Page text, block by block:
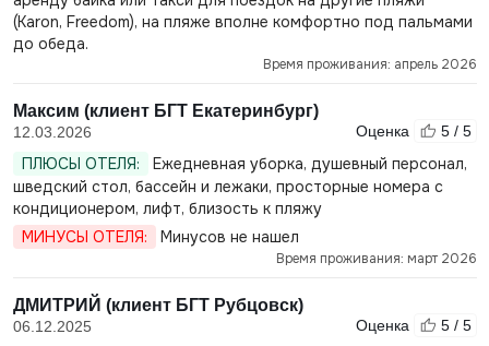
(Karon, Freedom), на пляже вполне комфортно под пальмами
до обеда.
Время проживания: апрель 2026
Максим (клиент БГТ Екатеринбург)
12.03.2026 Оценка 5 / 5
ПЛЮСЫ ОТЕЛЯ:
Ежедневная уборка, душевный персонал,
шведский стол, бассейн и лежаки, просторные номера с
кондиционером, лифт, близость к пляжу
МИНУСЫ ОТЕЛЯ:
Минусов не нашел
Время проживания: март 2026
ДМИТРИЙ (клиент БГТ Рубцовск)
06.12.2025 Оценка 5 / 5